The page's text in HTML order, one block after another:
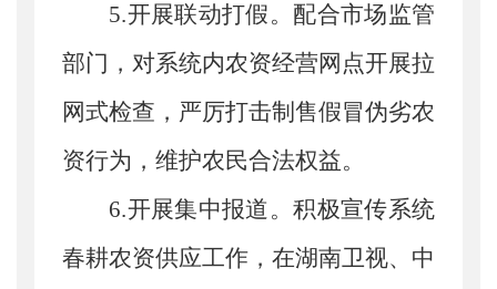
5.开展联动打假。 配合市场监管
部门，对系统内农资经营网点开展拉
网式检查，严厉打击制售假冒伪劣农
资行为，维护农民合法权益。
6.开展集中报道。积极宣传系统
春耕农资供应工作，在湖南卫视、中